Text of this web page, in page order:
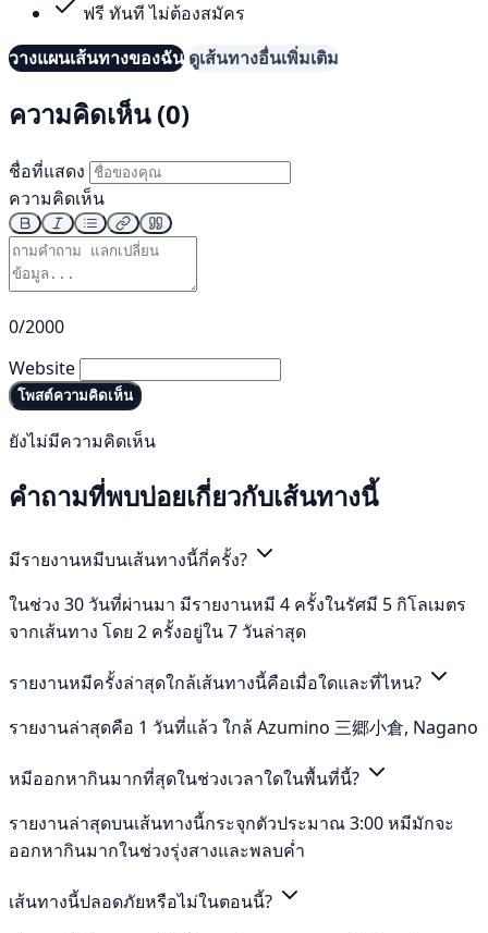
ฟรี ทันที ไม่ต้องสมัคร
วางแผนเส้นทางของฉัน ดูเส้นทางอื่นเพิ่มเติม
ความคิดเห็น (0)
ชื่อที่แสดง
ความคิดเห็น
0/2000
Website
โพสต์ความคิดเห็น
ยังไม่มีความคิดเห็น
คำถามที่พบบ่อยเกี่ยวกับเส้นทางนี้
มีรายงานหมีบนเส้นทางนี้กี่ครั้ง?
ในช่วง 30 วันที่ผ่านมา มีรายงานหมี 4 ครั้งในรัศมี 5 กิโลเมตร
จากเส้นทาง โดย 2 ครั้งอยู่ใน 7 วันล่าสุด
รายงานหมีครั้งล่าสุดใกล้เส้นทางนี้คือเมื่อใดและที่ไหน?
รายงานล่าสุดคือ 1 วันที่แล้ว ใกล้ Azumino 三郷小倉, Nagano
หมีออกหากินมากที่สุดในช่วงเวลาใดในพื้นที่นี้?
รายงานล่าสุดบนเส้นทางนี้กระจุกตัวประมาณ 3:00 หมีมักจะ
ออกหากินมากในช่วงรุ่งสางและพลบค่ำ
เส้นทางนี้ปลอดภัยหรือไม่ในตอนนี้?